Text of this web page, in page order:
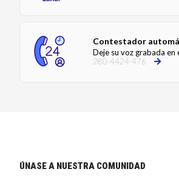
Contestador
Deje su voz grabada en
280-4424-476
ÚNASE A NUESTRA COMUNIDAD